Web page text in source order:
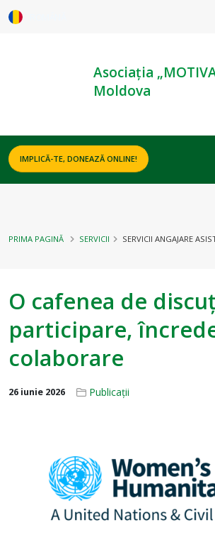
Asociația
Moldova
IMPLICĂ-TE, DONEAZĂ ONLINE!
PRIMA PAGINĂ SERVICII SERVICII ANGAJARE
O cafenea de
participare,
colaborare
26 iunie 2026 Publicații